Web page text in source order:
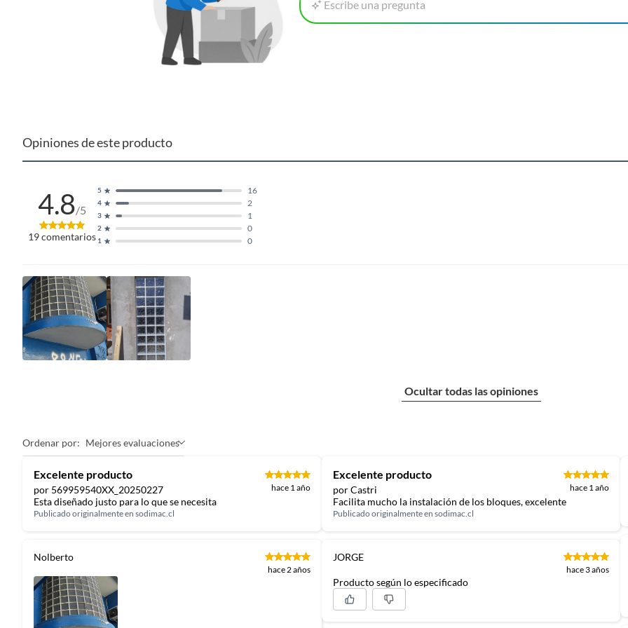
Escribe una pregunta
Opiniones de este producto
4.8/5
19comentarios 1 0
2 0
3 1
4 2
5 16
Ocultar todas las opiniones
Ordenar por: Mejores evaluaciones
Excelente producto
por 569959540XX_20250227 hace 1 año
Esta diseñado justo para lo que se necesita
Publicado originalmente en sodimac.cl
Nolberto
hace 2 años
Excelente producto
por Castri hace 1 año
Facilita mucho la instalación de los bloques, excelente
Publicado originalmente en sodimac.cl
JORGE
hace 3 años
Producto según lo especificado